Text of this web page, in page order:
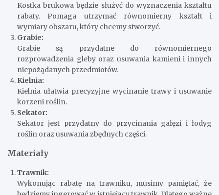
Kostka brukowa będzie służyć do wyznaczenia kształtu
rabaty. Pomaga utrzymać równomierny kształt i
wymiary obszaru, który chcemy stworzyć.
Grabie:
Grabie są przydatne do równomiernego
rozprowadzenia gleby oraz usuwania kamieni i innych
niepożądanych przedmiotów.
Kielnia:
Kielnia ułatwia precyzyjne wycinanie trawy i usuwanie
korzeni roślin.
Sekator:
Sekator jest przydatny do przycinania gałęzi i łodyg
roślin oraz usuwania zbędnych części.
Materiały
Trawnik:
Wykonując rabatę na trawniku, musimy pamiętać, że